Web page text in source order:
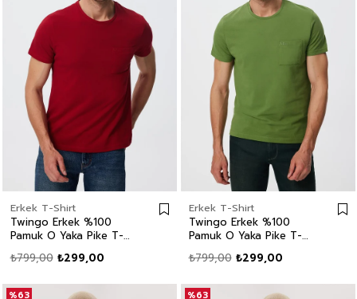
Erkek T-Shirt
Twingo Erkek %100
Pamuk O Yaka Pike T-
₺299,00
₺799,00
Erkek T-Shirt
Twingo Erkek %100
Pamuk O Yaka Pike T-
₺299,00
₺799,00
%63 %63